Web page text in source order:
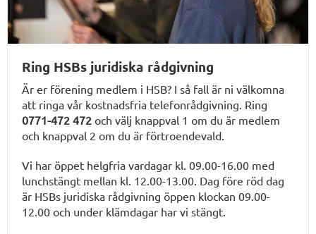
Ring HSBs juridiska rådgivning
Är er förening medlem i HSB? I så fall är ni välkomna
att ringa vår kostnadsfria telefonrådgivning. Ring
0771-472 472 och välj knappval 1 om du är medlem
och knappval 2 om du är förtroendevald.
Vi har öppet helgfria vardagar kl. 09.00-16.00 med
lunchstängt mellan kl. 12.00-13.00. Dag före röd dag
är HSBs juridiska rådgivning öppen klockan 09.00-
12.00 och under klämdagar har vi stängt.